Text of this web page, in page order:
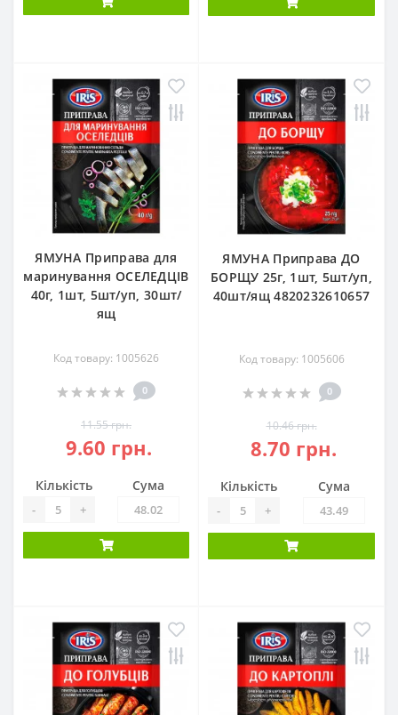
ЯМУНА Приправа для
маринування ОСЕЛЕДЦІВ
40г, 1шт, 5шт/уп, 30шт/
ящ
Код товару: 1005626
0
11.55 грн.
9.60 грн.
Кількість
- +
Сума
ЯМУНА Приправа ДО
БОРЩУ 25г, 1шт, 5шт/уп,
40шт/ящ 4820232610657
Код товару: 1005606
0
10.46 грн.
8.70 грн.
Кількість
- +
Сума